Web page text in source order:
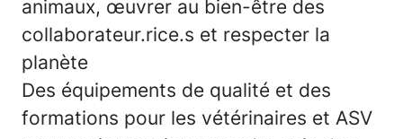
animaux, œuvrer au bien-être des
collaborateur.rice.s et respecter la
planète
Des équipements de qualité et des
formations pour les vétérinaires et ASV